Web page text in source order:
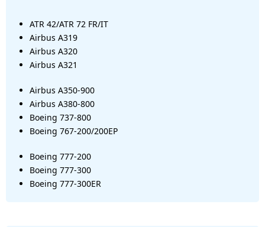
ATR 42/ATR 72 FR/IT
Airbus A319
Airbus A320
Airbus A321
Airbus A350-900
Airbus A380-800
Boeing 737-800
Boeing 767-200/200ЕР
Boeing 777-200
Boeing 777-300
Boeing 777-300ER